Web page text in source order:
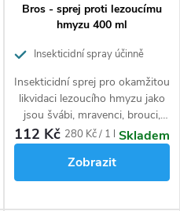
Bros - sprej proti lezoucímu
hmyzu 400 ml
Insekticidní spray účinně
Insekticidní sprej pro okamžitou
likvidaci lezoucího hmyzu jako
jsou švábi, mravenci, brouci,
blechy, rybenky, atd.
112 Kč Měrná
280 Kč / 1 l Skladem
Zobrazit